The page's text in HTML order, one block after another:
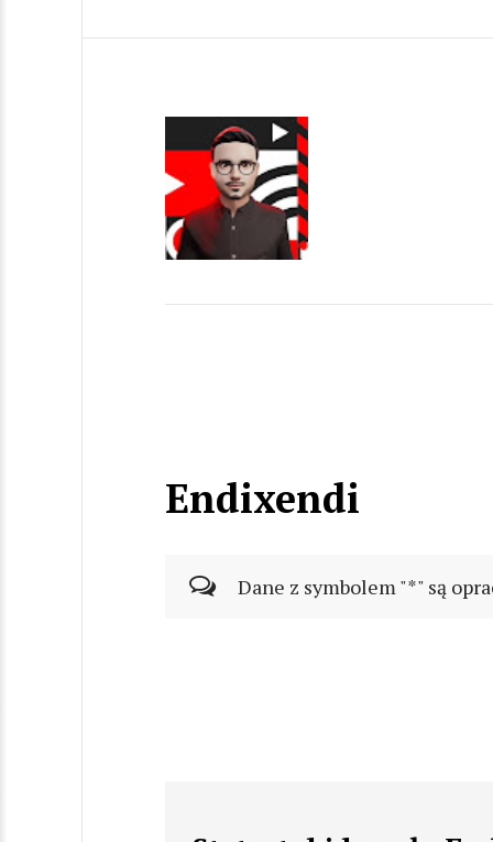
Endixendi
Dane z symbolem "*" są